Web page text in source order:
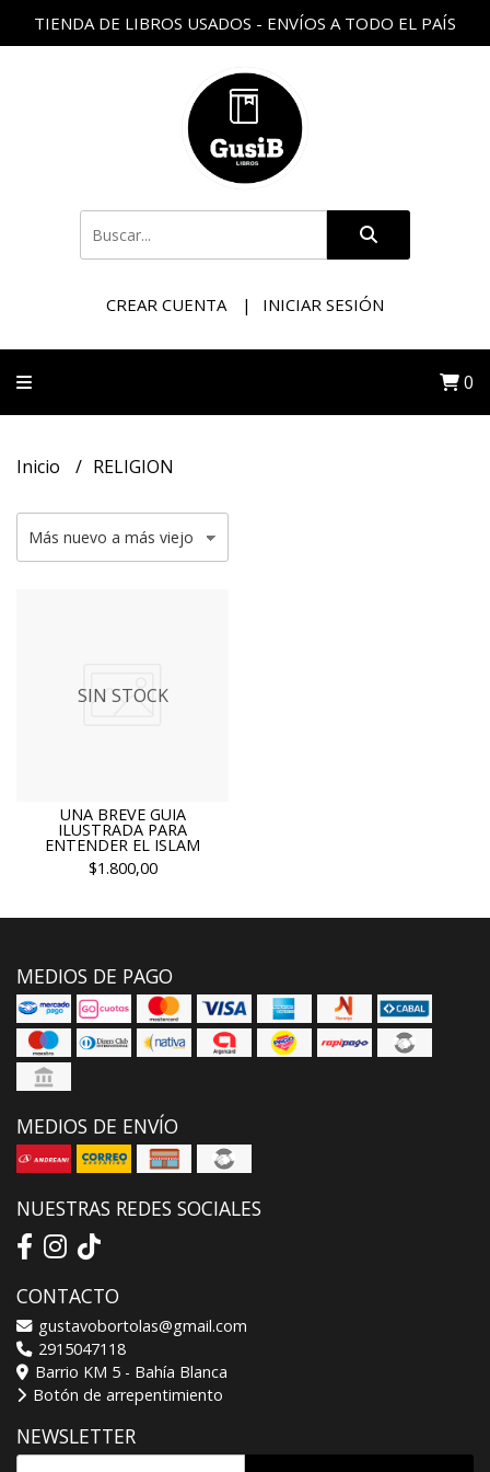
TIENDA DE LIBROS USADOS - ENVÍOS A TODO EL PAÍS
CREAR CUENTA INICIAR SESIÓN
0
Inicio RELIGION
SIN STOCK
UNA BREVE GUIA
ILUSTRADA PARA
ENTENDER EL ISLAM
$1.800,00
MEDIOS DE PAGO
MEDIOS DE ENVÍO
NUESTRAS REDES SOCIALES
CONTACTO
gustavobortolas@gmail.com
2915047118
Barrio KM 5 - Bahía Blanca
Botón de arrepentimiento
NEWSLETTER